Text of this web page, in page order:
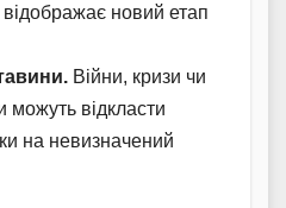
відображає новий етап
Війни, кризи чи
можуть відкласти
на невизначений